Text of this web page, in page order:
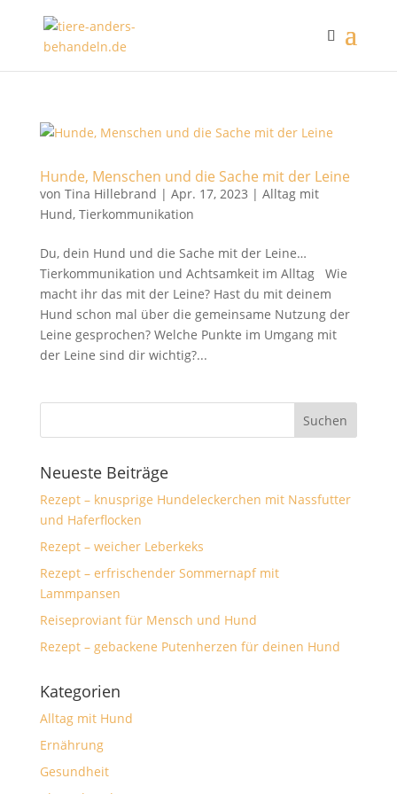
Hunde, Menschen und die Sache mit der Leine
von Tina Hillebrand | Apr. 17, 2023 | Alltag mit
Hund, Tierkommunikation
Du, dein Hund und die Sache mit der Leine…
Tierkommunikation und Achtsamkeit im Alltag Wie
macht ihr das mit der Leine? Hast du mit deinem
Hund schon mal über die gemeinsame Nutzung der
Leine gesprochen? Welche Punkte im Umgang mit
der Leine sind dir wichtig?...
Neueste Beiträge
Rezept – knusprige Hundeleckerchen mit Nassfutter
und Haferflocken
Rezept – weicher Leberkeks
Rezept – erfrischender Sommernapf mit
Lammpansen
Reiseproviant für Mensch und Hund
Rezept – gebackene Putenherzen für deinen Hund
Kategorien
Alltag mit Hund
Ernährung
Gesundheit